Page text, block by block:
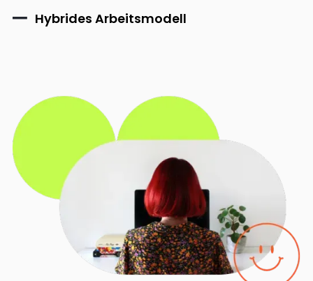
Hybrides Arbeitsmodell